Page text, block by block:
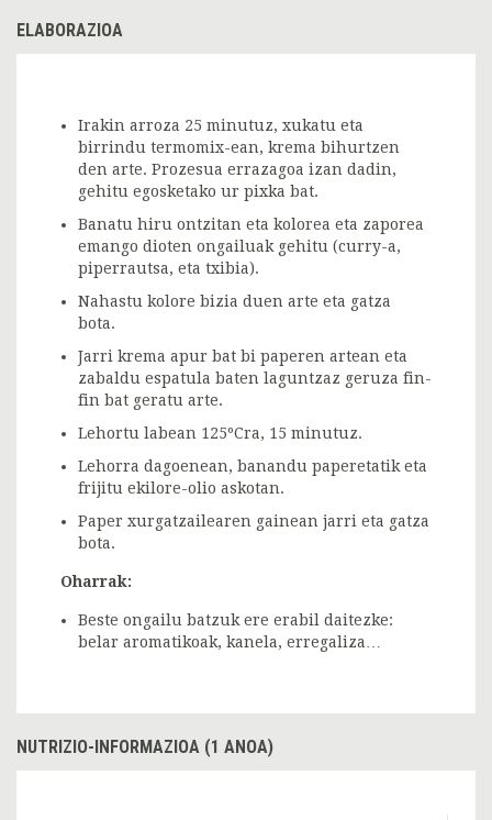
ELABORAZIOA
Irakin arroza 25 minutuz, xukatu eta
birrindu termomix-ean, krema bihurtzen
den arte. Prozesua errazagoa izan dadin,
gehitu egosketako ur pixka bat.
Banatu hiru ontzitan eta kolorea eta zaporea
emango dioten ongailuak gehitu (curry-a,
piperrautsa, eta txibia).
Nahastu kolore bizia duen arte eta gatza
bota.
Jarri krema apur bat bi paperen artean eta
zabaldu espatula baten laguntzaz geruza fin-
fin bat geratu arte.
Lehortu labean 125ºCra, 15 minutuz.
Lehorra dagoenean, banandu paperetatik eta
frijitu ekilore-olio askotan.
Paper xurgatzailearen gainean jarri eta gatza
bota.
Oharrak:
Beste ongailu batzuk ere erabil daitezke:
belar aromatikoak, kanela, erregaliza…
NUTRIZIO-INFORMAZIOA (1 ANOA)